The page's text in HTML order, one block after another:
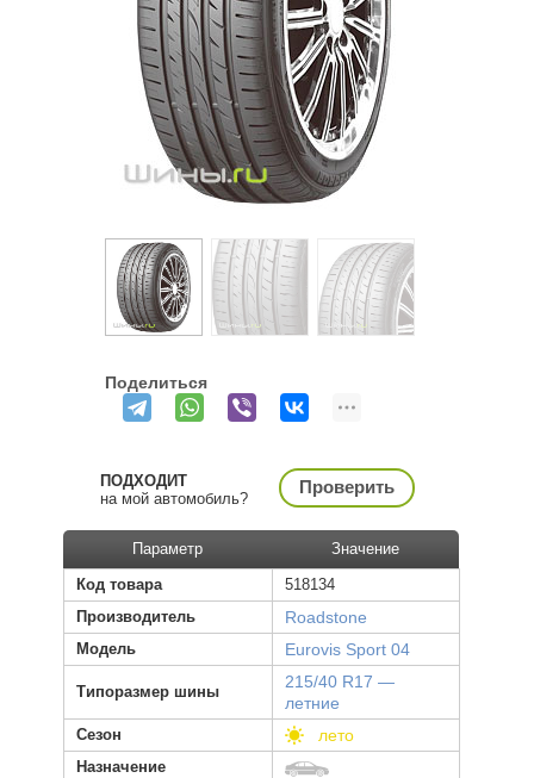
Поделиться
ПОДХОДИТ
на мой автомобиль?
Проверить
Параметр
Значение
Код товара
518134
Производитель
Roadstone
Модель Eurovis Sport 04
Типоразмер шины
215/40 R17 —
летние
Сезон лето
Назначение